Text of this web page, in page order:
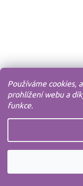
Používáme cookies,
prohlížení webu a
funkce.